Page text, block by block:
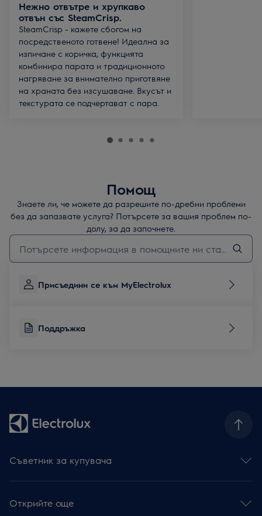
Нежно отвътре и хрупкаво
отвън със SteamCrisp.
SteamCrisp - кажете сбогом на
посредственото готвене! Идеална за
изпичане с коричка, функцията
комбинира парата и традиционното
нагряване за внимателно приготвяне
на храната без изсушаване. Вкусът и
текстурата се подчертават с пара.
Помощ
Знаете ли, че можете да разрешите по-дребни проблеми
без да запазвате услуга? Потърсете за вашия проблем по-
долу, за да започнете.
Въведете текст за да потърсите статии за поддръжка
Присъедини се към MyElectrolux
Поддръжка
Съветник за купувача
Готварски плотове
Абсорбатори
Открийте още